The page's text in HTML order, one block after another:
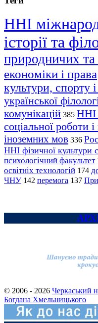
ННІ
історії та
природничих
економіки і права
культури, спорту
української
комунікацій 385 ННІ
соціальної роботи
іноземних мов 336
ННІ фізичної культури
психологічний факультет
освітніх технологій 174
ЧНУ 142 перемога 137
© 2006 - 2026 Черкаський
Богдана Хмельницького